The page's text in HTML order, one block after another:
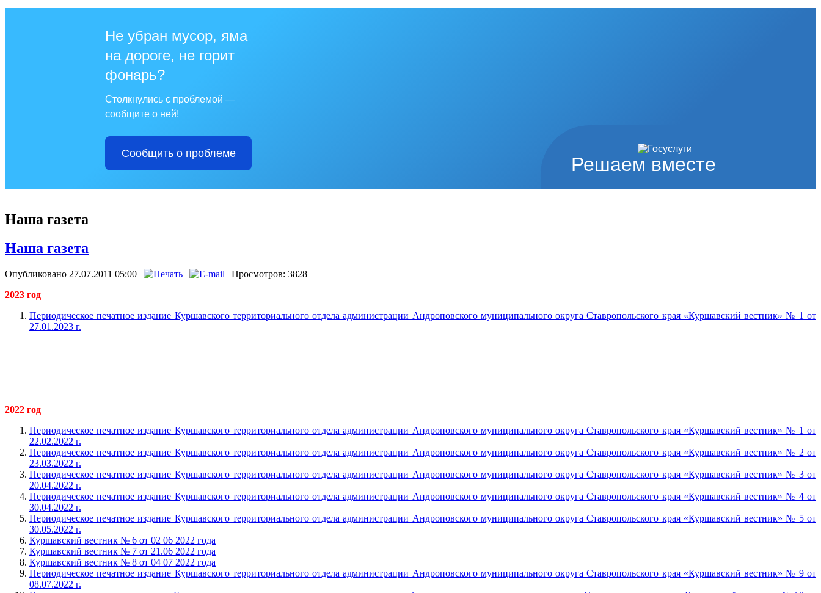
Решаем вместе
Не убран мусор, яма
на дороге, не горит
фонарь?
Столкнулись с проблемой —
сообщите о ней!
Сообщить о проблеме
Наша газета
Наша газета
Опубликовано 27.07.2011 05:00 | |
| Просмотров: 3828
2023 год
Периодическое печатное издание Куршавского территориального отдела администрации Андроповского муниципального округа Ставропольского края «Куршавский вестник» № 1 от
27.01.2023 г.
2022 год
Периодическое печатное издание Куршавского территориального отдела администрации Андроповского муниципального округа Ставропольского края «Куршавский вестник» № 1 от
22.02.2022 г.
Периодическое печатное издание Куршавского территориального отдела администрации Андроповского муниципального округа Ставропольского края «Куршавский вестник» № 2 от
23.03.2022 г.
Периодическое печатное издание Куршавского территориального отдела администрации Андроповского муниципального округа Ставропольского края «Куршавский вестник» № 3 от
20.04.2022 г.
Периодическое печатное издание Куршавского территориального отдела администрации Андроповского муниципального округа Ставропольского края «Куршавский вестник» № 4 от
30.04.2022 г.
Периодическое печатное издание Куршавского территориального отдела администрации Андроповского муниципального округа Ставропольского края «Куршавский вестник» № 5 от
30.05.2022 г.
Куршавский вестник № 6 от 02 06 2022 года
Куршавский вестник № 7 от 21.06 2022 года
Куршавский вестник № 8 от 04 07 2022 года
Периодическое печатное издание Куршавского территориального отдела администрации Андроповского муниципального округа Ставропольского края «Куршавский вестник» № 9 от
08.07.2022 г.